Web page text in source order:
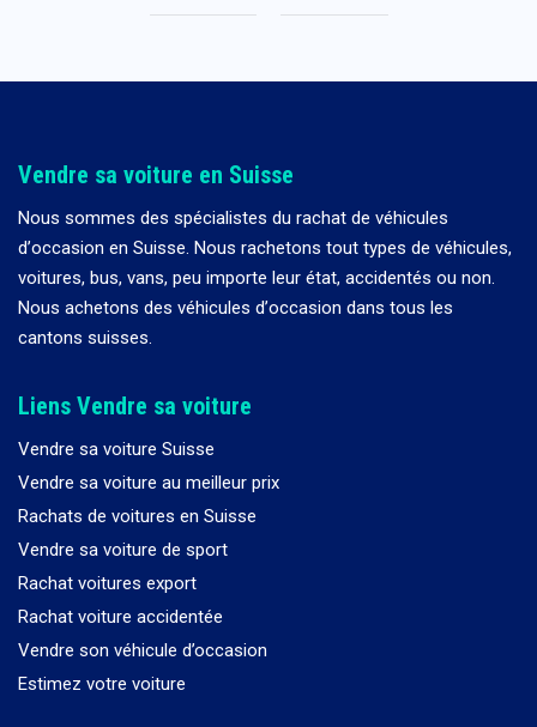
Vendre sa voiture en Suisse
Nous sommes des spécialistes du rachat de véhicules
d’occasion en Suisse. Nous rachetons tout types de véhicules,
voitures, bus, vans, peu importe leur état, accidentés ou non.
Nous achetons des véhicules d’occasion dans tous les
cantons suisses.
Liens Vendre sa voiture
Vendre sa voiture Suisse
Vendre sa voiture au meilleur prix
Rachats de voitures en Suisse
Vendre sa voiture de sport
Rachat voitures export
Rachat voiture accidentée
Vendre son véhicule d’occasion
Estimez votre voiture